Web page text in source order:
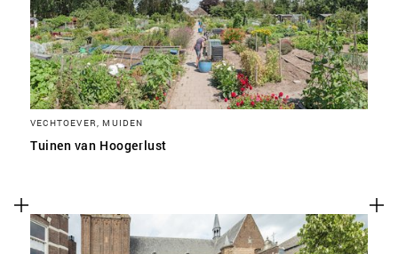
VECHTOEVER, MUIDEN
Tuinen van Hoogerlust